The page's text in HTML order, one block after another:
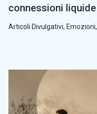
connessioni liquide
Articoli Divulgativi, Emozioni,